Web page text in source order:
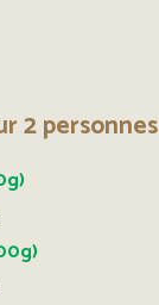
2 personnes